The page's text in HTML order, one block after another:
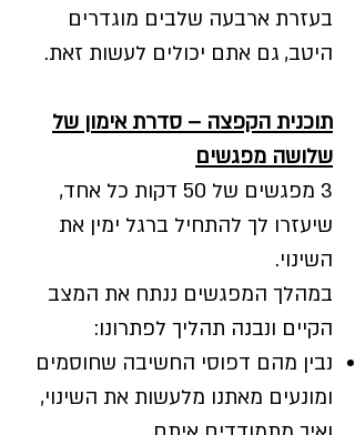
בעזרת ארבעה שלבים מוגדרים
היטב, גם אתם יכולים לעשות זאת.
תוכנית הקפצה – סדרת אימון של
שלושה מפגשים
3 מפגשים של 50 דקות כל אחד,
שיעזרו לך להתחיל ברגל ימין את
השינוי.
במהלך המפגשים ננתח את המצב
הקיים ונבנה תהליך לפתרונו:
נבין מהם דפוסי החשיבה שחוסמים
ומונעים מאתנו מלעשות את השינוי,